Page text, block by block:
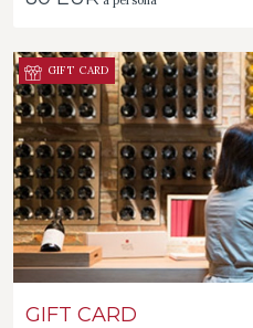
GIFT CARD
GIFT CARD